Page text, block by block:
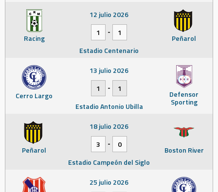
Racing Peñarol
12 julio 2026
1
-
1
Estadio Centenario
Cerro Largo Defensor
Sporting
13 julio 2026
1
-
1
Estadio Antonio Ubilla
Peñarol Boston River
18 julio 2026
3
-
0
Estadio Campeón del Siglo
25 julio 2026